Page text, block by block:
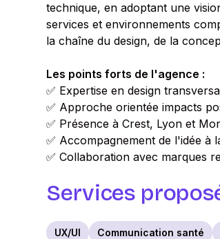
technique, en adoptant une
services et environnements
la chaîne du design, de la
Les points forts de l'agence :
✅ Expertise en design
✅ Approche orientée impacts
✅ Présence à Crest, Lyon et
✅ Accompagnement de l'idée à
✅ Collaboration avec marques
Services
UX/UI Communication santé